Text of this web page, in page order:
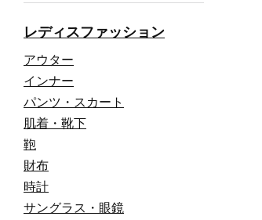
レディスファッション
アウター
インナー
パンツ・スカート
肌着・靴下
鞄
財布
時計
サングラス・眼鏡